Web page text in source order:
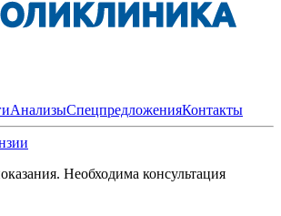
АнализыСпецпредложенияКонтакты
Необходима консультация